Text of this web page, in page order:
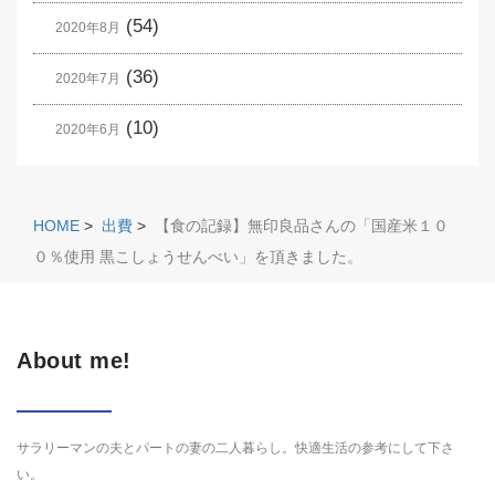
2020年8月 (54)
2020年7月 (36)
2020年6月 (10)
HOME > 出費 >
【食の記録】無印良品さんの「国産米１０
０％使用 黒こしょうせんべい」を頂きました。
About me!
サラリーマンの夫とパートの妻の二人暮らし。快適生活の参考にして下さ
い。